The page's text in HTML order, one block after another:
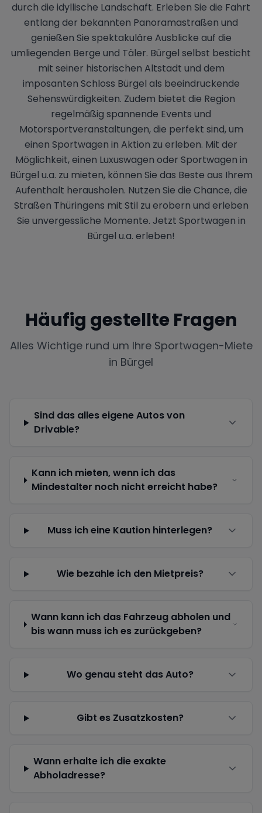
durch die idyllische Landschaft. Erleben Sie die Fahrt
entlang der bekannten Panoramastraßen und
genießen Sie spektakuläre Ausblicke auf die
umliegenden Berge und Täler. Bürgel selbst besticht
mit seiner historischen Altstadt und dem
imposanten Schloss Bürgel als beeindruckende
Sehenswürdigkeiten. Zudem bietet die Region
regelmäßig spannende Events und
Motorsportveranstaltungen, die perfekt sind, um
einen Sportwagen in Aktion zu erleben. Mit der
Möglichkeit, einen Luxuswagen oder Sportwagen in
Bürgel u.a. zu mieten, können Sie das Beste aus Ihrem
Aufenthalt herausholen. Nutzen Sie die Chance, die
Straßen Thüringens mit Stil zu erobern und erleben
Sie unvergessliche Momente. Jetzt Sportwagen in
Bürgel u.a. erleben!
Häufig gestellte Fragen
Alles Wichtige rund um Ihre Sportwagen-Miete
in Bürgel
Sind das alles eigene Autos von
Drivable?
Kann ich mieten, wenn ich das
Mindestalter noch nicht erreicht habe?
Muss ich eine Kaution hinterlegen?
Wie bezahle ich den Mietpreis?
Wann kann ich das Fahrzeug abholen und
bis wann muss ich es zurückgeben?
Wo genau steht das Auto?
Gibt es Zusatzkosten?
Wann erhalte ich die exakte
Abholadresse?